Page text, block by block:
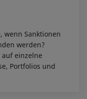
wenn Sanktionen
werden?
einzelne
Portfolios und